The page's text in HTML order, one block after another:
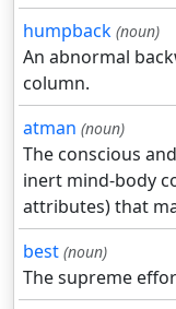
humpback (noun)
An abnormal
column.
atman (noun)
The conscious
inert mind-body
attributes) that
best (noun)
The supreme